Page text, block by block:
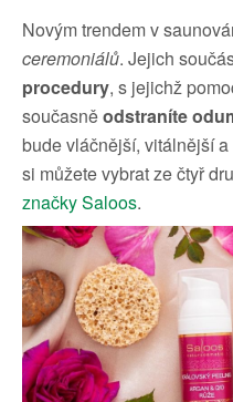
Novým trendem v
ceremoniálů. Jejich
procedury, s jejichž
současněodstraníte
bude vláčnější, vitálnější
si můžete vybrat ze čtyř
značky Saloos.